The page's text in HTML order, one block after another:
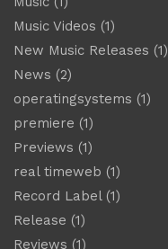
Music Videos (1)
New Music Releases (1)
News (2)
operatingsystems (1)
premiere (1)
Previews (1)
real timeweb (1)
Record Label(1)
Release (1)
Reviews (1)